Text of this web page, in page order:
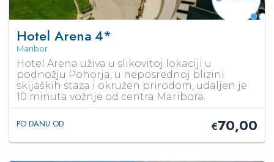
Hotel Arena4*
Maribor
Hotel Arena uživa u slikovitoj lokaciji u
podnožju Pohorja, u neposrednoj blizini
skijaških staza i okružen prirodom, udaljen je
10 minuta vožnje od centra Maribora.
PO DANU OD €70,00